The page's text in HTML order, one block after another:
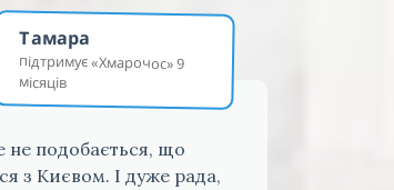
Тамара
підтримує «Хмарочос» 9
місяців
не подобається, що
з Києвом. І дуже рада,